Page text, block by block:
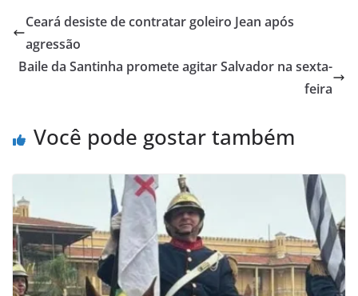
s
A
p
e
o
l e
Ceará desiste de contratar goleiro Jean após
agressão
Baile da Santinha promete agitar Salvador na sexta-
feira
Você pode gostar também